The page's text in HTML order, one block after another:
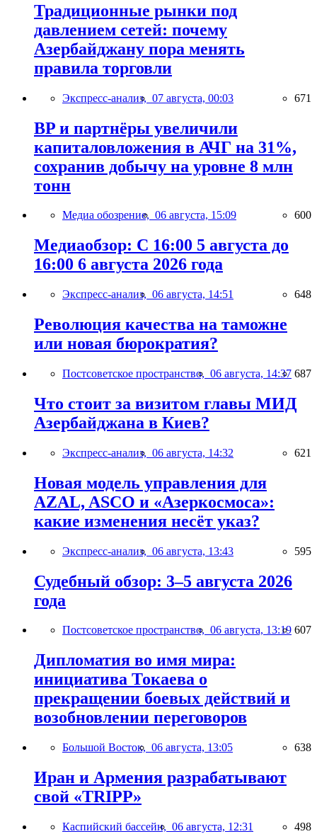
Традиционные рынки под
давлением сетей: почему
Азербайджану пора менять
правила торговли
Экспресс-анализ, 07 августа, 00:03 671
BP и партнёры увеличили
капиталовложения в АЧГ на 31%,
сохранив добычу на уровне 8 млн
тонн
Медиа обозрение, 06 августа, 15:09 600
Медиаобзор: С 16:00 5 августа до
16:00 6 августа 2026 года
Экспресс-анализ, 06 августа, 14:51 648
Революция качества на таможне
или новая бюрократия?
Постсоветское пространство, 06 августа, 14:37 687
Что стоит за визитом главы МИД
Азербайджана в Киев?
Экспресс-анализ, 06 августа, 14:32 621
Новая модель управления для
AZAL, ASCO и «Азеркосмоса»:
какие изменения несёт указ?
Экспресс-анализ, 06 августа, 13:43 595
Судебный обзор: 3–5 августа 2026
года
Постсоветское пространство, 06 августа, 13:19 607
Дипломатия во имя мира:
инициатива Токаева о
прекращении боевых действий и
возобновлении переговоров
Большой Восток, 06 августа, 13:05 638
Иран и Армения разрабатывают
свой «TRIPP»
Каспийский бассейн, 06 августа, 12:31 498